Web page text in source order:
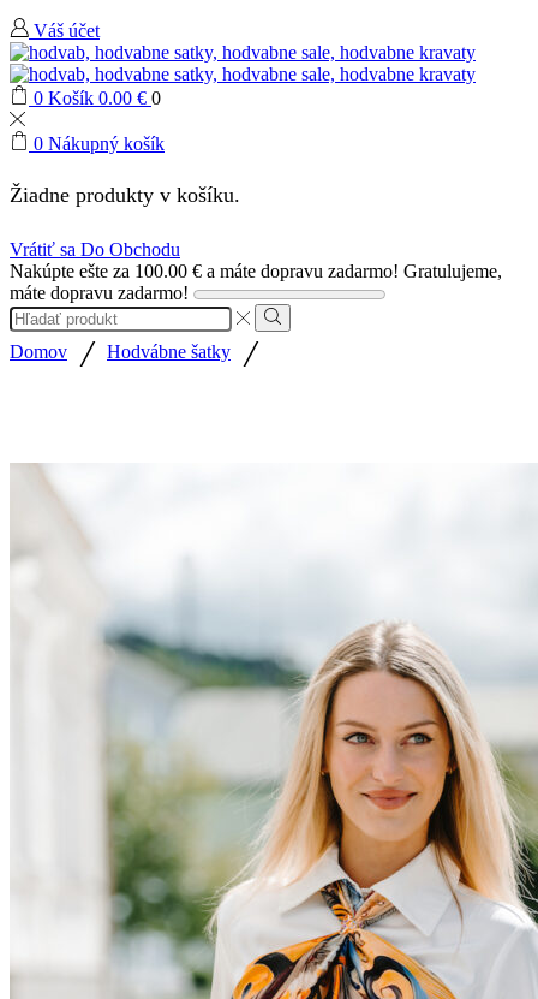
Váš účet
0 Košík 0.00 € 0
0 Nákupný košík
Žiadne produkty v košíku.
Vrátiť sa Do Obchodu
Nakúpte ešte za 100.00 € a máte dopravu zadarmo! Gratulujeme,
máte dopravu zadarmo!
Search
input
Search
Domov / Hodvábne šatky /